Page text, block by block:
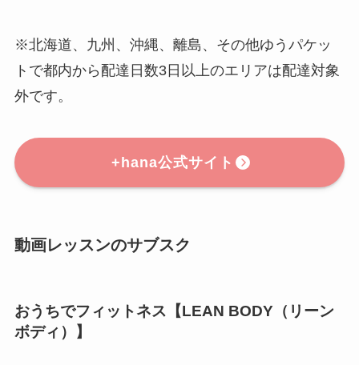
※北海道、九州、沖縄、離島、その他ゆうパケッ
トで都内から配達日数3日以上のエリアは配達対象
外です。
+hana公式サイト
動画レッスンのサブスク
おうちでフィットネス【LEAN BODY（リーン
ボディ）】